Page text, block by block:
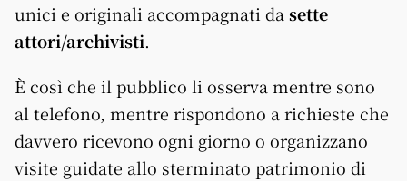
unici e originali accompagnati da sette
attori/archivisti.
È così che il pubblico li osserva mentre sono
al telefono, mentre rispondono a richieste che
davvero ricevono ogni giorno o organizzano
visite guidate allo sterminato patrimonio di